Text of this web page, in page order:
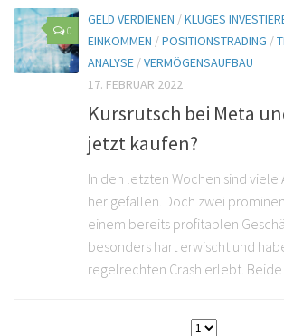
0
GELD VERDIENEN /KLUGES
EINKOMMEN /POSITIONSTRADING /
ANALYSE /VERMÖGENSAUFBAU
17. FEBRUAR 2022
Kursrutsch bei Meta
jetzt kaufen?
In den letzten Wochen sind viele
her gefallen. Doch zwei
einem bereits profitablen
besonders hart erwischt und
regelrechten Crash erlebt. Beide